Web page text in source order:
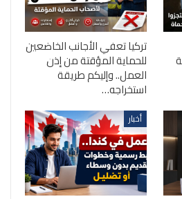
تركيا تعفي الأجانب الخاضعين
للحماية المؤقتة من إذن
العمل.. وإليكم طريقة
استخراجه…
أخبار